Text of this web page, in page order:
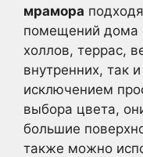
мрамора
помещений дома
холлов, террас,
внутренних, так
исключением
выбора цвета,
большие
также можно